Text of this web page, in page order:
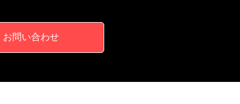
お問い合わせ